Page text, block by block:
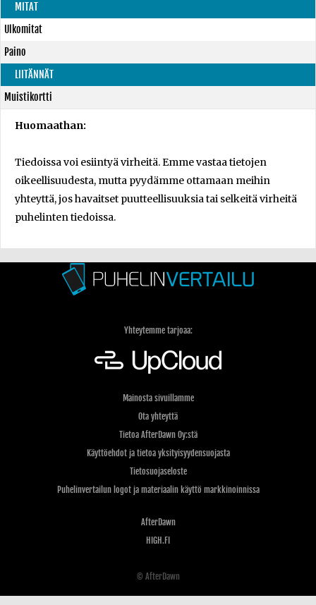
MITAT
Ulkomitat
Paino
LIITÄNNÄT
Muistikortti
Huomaathan:
Tiedoissa voi esiintyä virheitä. Emme vastaa tietojen
oikeellisuudesta, mutta pyydämme ottamaan meihin
yhteyttä, jos havaitset puutteellisuuksia tai selkeitä virheitä
puhelinten tiedoissa.
Yhteytemme tarjoaa:
Mainosta sivuillamme
Ota yhteyttä
Tietoa AfterDawn Oy:stä
Käyttöehdot ja tietoa yksityisyydensuojasta
Tietosuojaseloste
Puhelinvertailun logot ja materiaalin käyttö markkinoinnissa
AfterDawn
HIGH.FI
© AfterDawn